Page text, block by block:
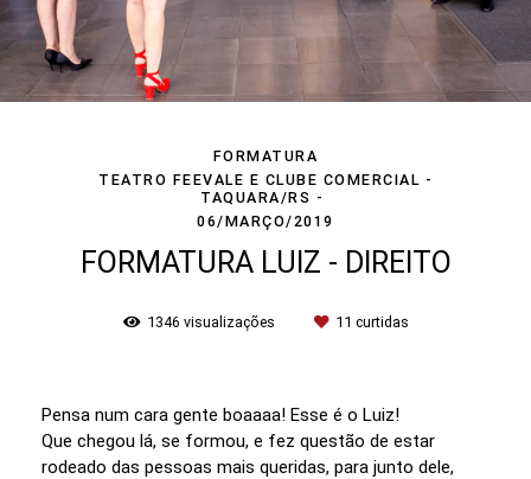
FORMATURA
TEATRO FEEVALE E CLUBE COMERCIAL -
TAQUARA/RS
06/MARÇO/2019
FORMATURA LUIZ - DIREITO
1346 visualizações 11 curtidas
Pensa num cara gente boaaaa! Esse é o Luiz!
Que chegou lá, se formou, e fez questão de estar
rodeado das pessoas mais queridas, para junto dele,